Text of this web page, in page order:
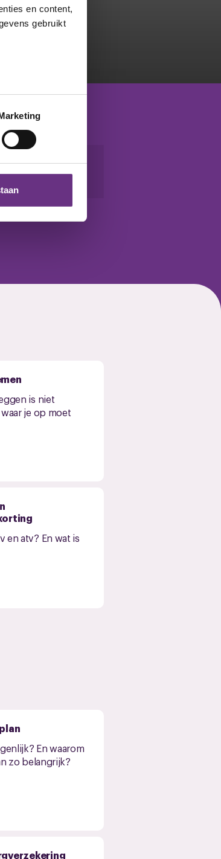
en content,
gebruikt
in. U kunt uw
social
u aan ze heeft
is niet
je op moet
en atv? En wat is
En waarom
zo belangrijk?